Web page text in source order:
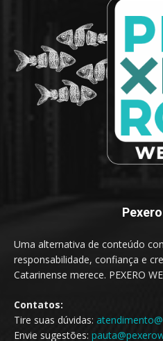
Uma alternativa de conteúdo
responsabilidade, confiança e
Catarinense merece. PEXERO
Contatos:
Tire suas dúvidas:
Envie sugestões: